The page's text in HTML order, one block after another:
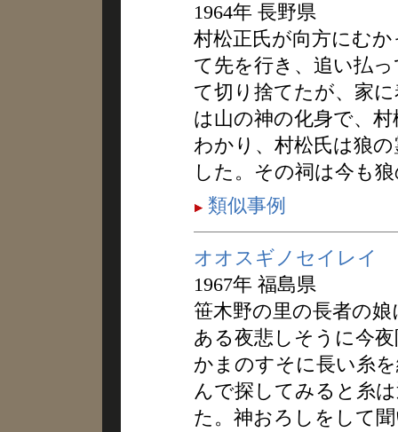
1964年 長野県
村松正氏が向方にむ
て先を行き、追い払
て切り捨てたが、家
は山の神の化身で、
わかり、村松氏は狼
した。その祠は今も
類似事例
オオスギノセイレイ
1967年 福島県
笹木野の里の長者の
ある夜悲しそうに今
かまのすそに長い糸
んで探してみると糸
た。神おろしをして